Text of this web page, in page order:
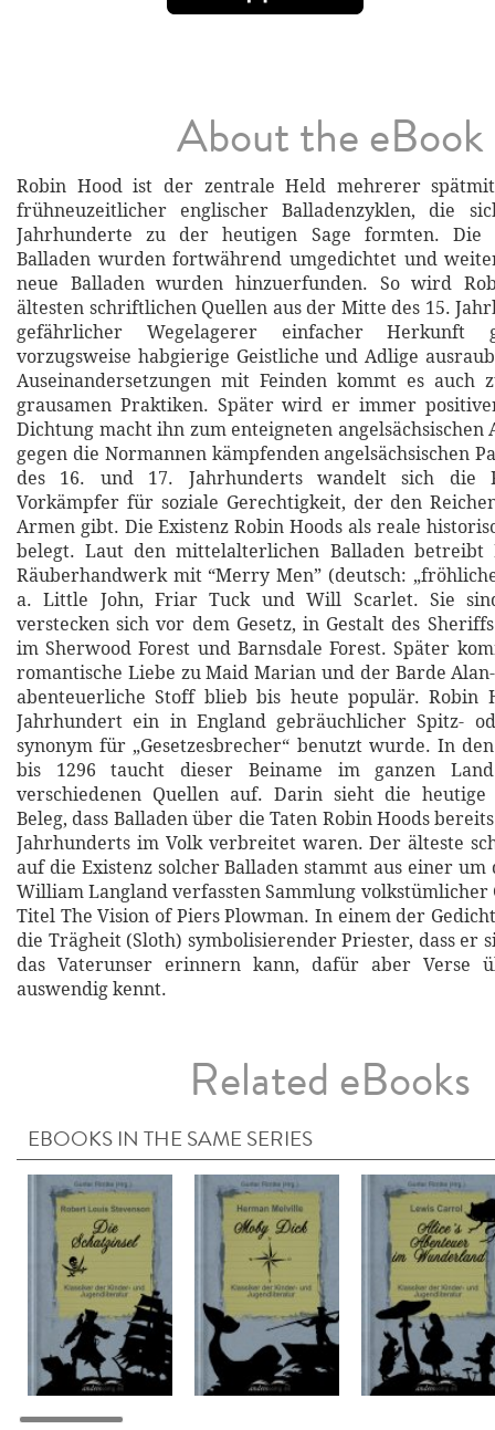
About the eBook
Robin Hood ist der zentrale Held mehrerer
frühneuzeitlicher englischer Balladenzyklen, die
Jahrhunderte zu der heutigen Sage formten. Die
Balladen wurden fortwährend umgedichtet und
neue Balladen wurden hinzuerfunden. So wird
ältesten schriftlichen Quellen aus der Mitte des 15.
gefährlicher Wegelagerer einfacher Herkunft
vorzugsweise habgierige Geistliche und Adlige
Auseinandersetzungen mit Feinden kommt es auch
grausamen Praktiken. Später wird er immer
Dichtung macht ihn zum enteigneten angelsächsischen
gegen die Normannen kämpfenden angelsächsischen
des 16. und 17. Jahrhunderts wandelt sich die
Vorkämpfer für soziale Gerechtigkeit, der den
Armen gibt. Die Existenz Robin Hoods als reale
belegt. Laut den mittelalterlichen Balladen betreibt
Räuberhandwerk mit “Merry Men” (deutsch:
a. Little John, Friar Tuck und Will Scarlet. Sie
verstecken sich vor dem Gesetz, in Gestalt des
im Sherwood Forest und Barnsdale Forest. Später
romantische Liebe zu Maid Marian und der Barde
abenteuerliche Stoff blieb bis heute populär. Robin
Jahrhundert ein in England gebräuchlicher Spitz-
synonym für „Gesetzesbrecher“ benutzt wurde. In
bis 1296 taucht dieser Beiname im ganzen
verschiedenen Quellen auf. Darin sieht die heutige
Beleg, dass Balladen über die Taten Robin Hoods
Jahrhunderts im Volk verbreitet waren. Der älteste
auf die Existenz solcher Balladen stammt aus einer um
William Langland verfassten Sammlung volkstümlicher
Titel The Vision of Piers Plowman. In einem der
die Trägheit (Sloth) symbolisierender Priester, dass er
das Vaterunser erinnern kann, dafür aber Verse
auswendig kennt.
Related eBooks
EBOOKS IN THE SAME SERIES